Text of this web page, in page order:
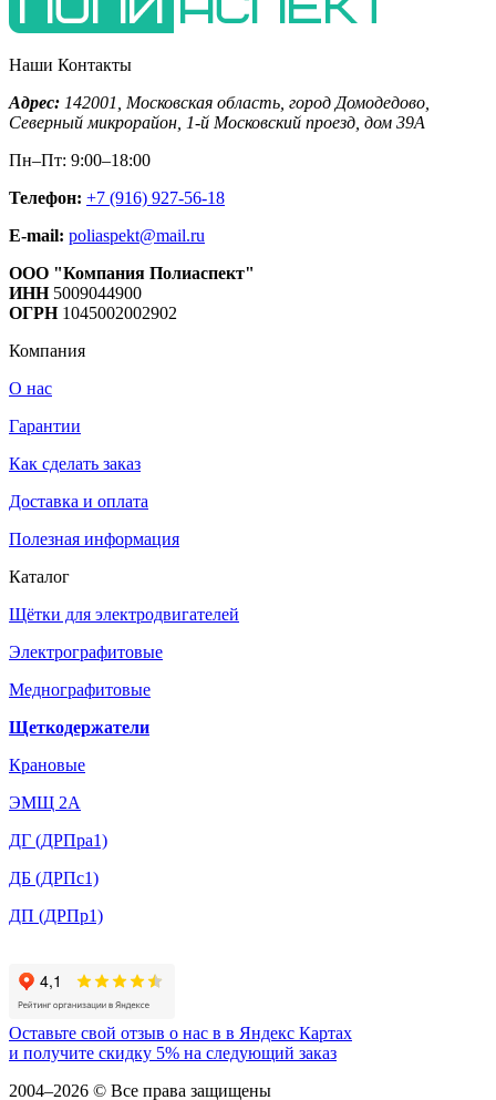
Наши Контакты
Адрес: 142001, Московская область, город Домодедово
Северный микрорайон, 1-й Московский проезд, дом 39А
Пн–Пт: 9:00–18:00
Телефон: +7 (916) 927-56-18
E-mail: poliaspekt@mail.ru
ООО "Компания Полиаспект"
ИНН5009044900
ОГРН 1045002002902
Компания
О нас
Гарантии
Как сделать заказ
Доставка и оплата
Полезная информация
Каталог
Щётки для электродвигателей
Электрографитовые
Меднографитовые
Щеткодержатели
Крановые
ЭМЩ 2А
ДГ (ДРПра1)
ДБ (ДРПс1)
ДП (ДРПр1)
Оставьте свой отзыв о нас в в Яндекс Картах
и получите скидку 5% на следующий заказ
2004–2026 © Все права защищены